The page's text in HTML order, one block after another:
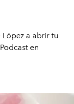
a abrir tu
en